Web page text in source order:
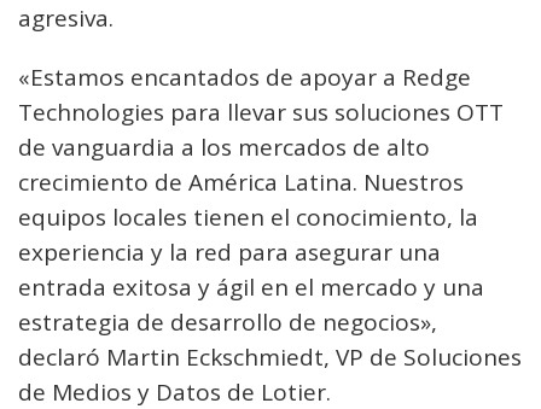
agresiva.
«Estamos encantados de apoyar a Redge
Technologies para llevar sus soluciones OTT
de vanguardia a los mercados de alto
crecimiento de América Latina. Nuestros
equipos locales tienen el conocimiento, la
experiencia y la red para asegurar una
entrada exitosa y ágil en el mercado y una
estrategia de desarrollo de negocios»,
declaró Martin Eckschmiedt, VP de Soluciones
de Medios y Datos de Lotier.